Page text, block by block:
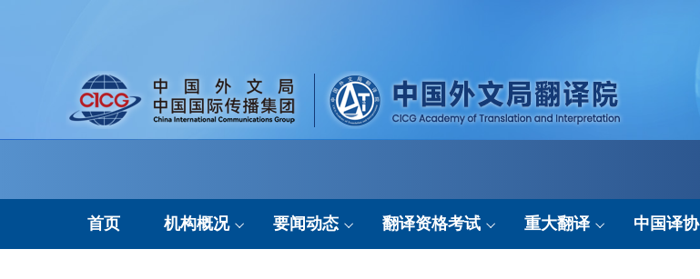
首页 机构概况 要闻动态 翻译资格考试 重大翻译 中国译协